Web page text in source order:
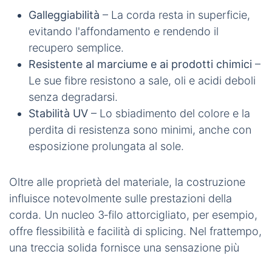
Galleggiabilità – La corda resta in superficie,
evitando l'affondamento e rendendo il
recupero semplice.
Resistente al marciume e ai prodotti chimici –
Le sue fibre resistono a sale, oli e acidi deboli
senza degradarsi.
Stabilità UV – Lo sbiadimento del colore e la
perdita di resistenza sono minimi, anche con
esposizione prolungata al sole.
Oltre alle proprietà del materiale, la costruzione
influisce notevolmente sulle prestazioni della
corda. Un nucleo 3‑filo attorcigliato, per esempio,
offre flessibilità e facilità di splicing. Nel frattempo,
una treccia solida fornisce una sensazione più